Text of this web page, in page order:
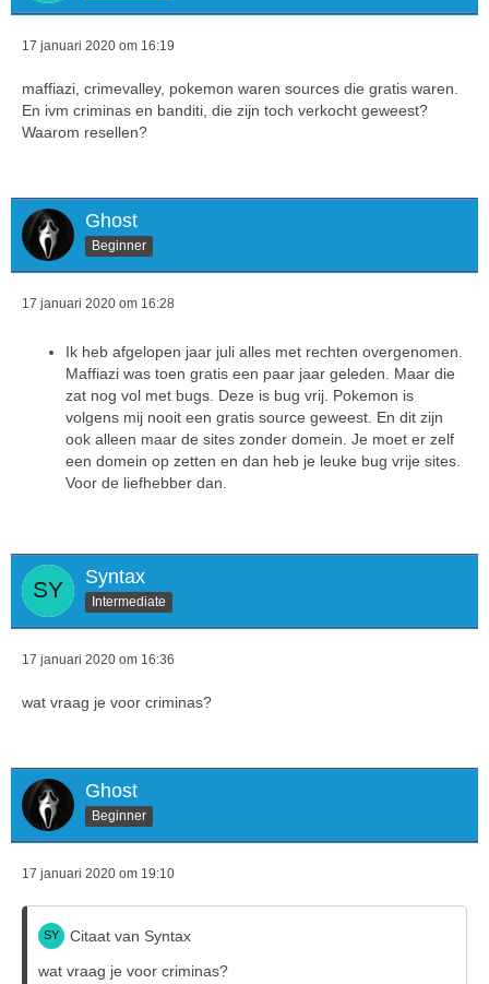
17 januari 2020 om 16:19
maffiazi, crimevalley, pokemon waren sources die gratis waren.
En ivm criminas en banditi, die zijn toch verkocht geweest?
Waarom resellen?
Ghost
Beginner
17 januari 2020 om 16:28
Ik heb afgelopen jaar juli alles met rechten overgenomen.
Maffiazi was toen gratis een paar jaar geleden. Maar die
zat nog vol met bugs. Deze is bug vrij. Pokemon is
volgens mij nooit een gratis source geweest. En dit zijn
ook alleen maar de sites zonder domein. Je moet er zelf
een domein op zetten en dan heb je leuke bug vrije sites.
Voor de liefhebber dan.
Syntax
Intermediate
17 januari 2020 om 16:36
wat vraag je voor criminas?
Ghost
Beginner
17 januari 2020 om 19:10
Citaat van Syntax
wat vraag je voor criminas?